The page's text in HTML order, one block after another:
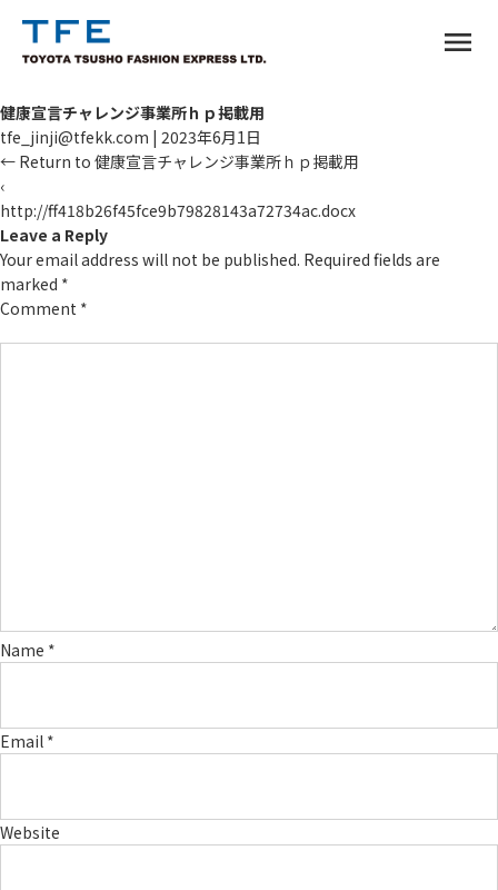
menu
TM
健康宣言チャレンジ事業所ｈｐ掲載用
tfe_jinji@tfekk.com | 2023年6月1日
← Return to 健康宣言チャレンジ事業所ｈｐ掲載用
‹
http://ff418b26f45fce9b79828143a72734ac.docx
Leave a Reply
Your email address will not be published. Required fields are
marked *
Comment *
Name *
Email *
Website